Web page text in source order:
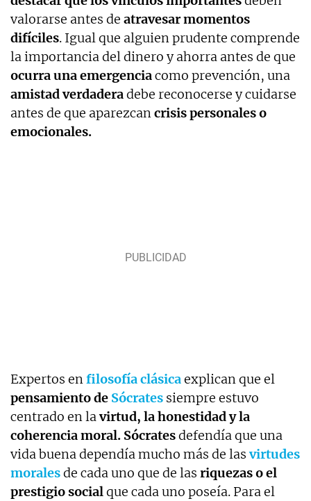
valorarse antes de atravesar momentos
difíciles. Igual que alguien prudente comprende
la importancia del dinero y ahorra antes de que
ocurra una emergenciacomo prevención, una
amistad verdaderadebe reconocerse y cuidarse
antes de que aparezcancrisis personales o
emocionales.
Expertos enfilosofía clásicaexplican que el
pensamiento de Sócrates siempre estuvo
centrado en lavirtud, la honestidad y la
coherencia moral. Sócratesdefendía que una
vida buena dependía mucho más de lasvirtudes
moralesde cada uno que de las riquezas o el
prestigio socialque cada uno poseía. Para el